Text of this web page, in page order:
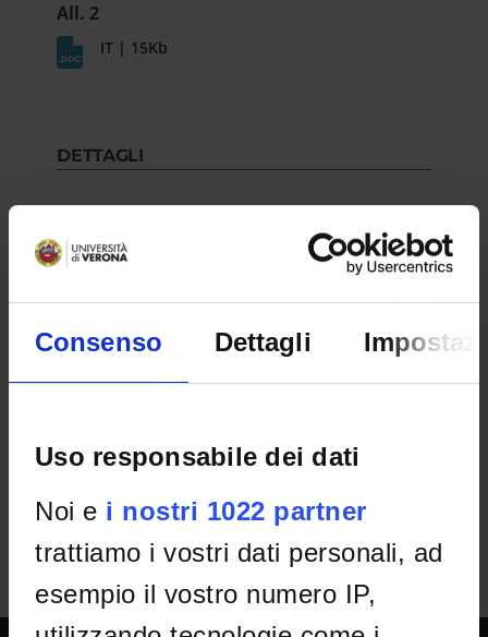
Consenso Dettagli
Uso responsabile dei dati
Noi e i nostri 1022 partner
trattiamo i vostri dati personali, ad
esempio il vostro numero IP,
All. 2
IT | 15Kb
DETTAGLI
Rep.975 Prot.48570 -29/01/2024
Department
RESULT/RANKING LISTS